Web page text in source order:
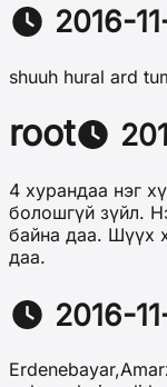
2016-
shuuh hural ard
root
4 хурандаа нэг
болошгүй зүйл.
байна даа. Шүүх
даа.
2016-